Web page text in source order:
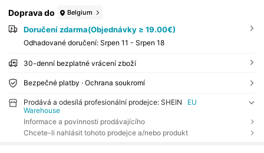
Doprava do Belgium
Doručení zdarma(Objednávky ≥ 19.00€)
Odhadované doručení: Srpen 11 - Srpen 18
30-denní bezplatné vrácení zboží
Bezpečné platby · Ochrana soukromí
Prodává a odesílá profesionální prodejce: SHEIN
EU
Warehouse
Informace a povinnosti prodávajícího
Chcete-li nahlásit tohoto prodejce a/nebo produkt